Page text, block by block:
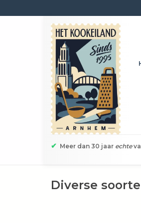
✔ Meer dan 30 jaar echte
Diverse